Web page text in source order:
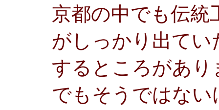
京都の中でも伝統
がしっかり出て
するところがあり
でもそうではな